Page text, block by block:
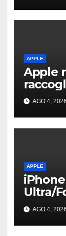
APPLE
Apple
AGO 4, 2026
APPLE
iPhone
Ultra/
AGO 4, 2026